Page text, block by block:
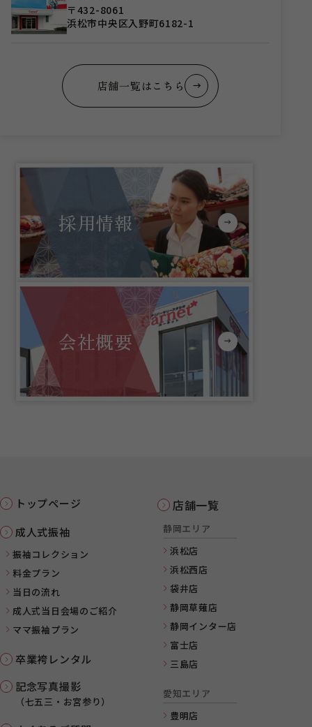
〒432-8061
浜松市中央区入野町6182-1
店舗一覧はこちら
採用情報
会社概要
トップページ
成人式振袖
振袖コレクション
料金プラン
当日の流れ
成人式当日会場のご紹介
ママ振袖プラン
卒業袴レンタル
記念写真撮影
（七五三・お宮参り）
店舗一覧
静岡エリア
浜松店
浜松西店
袋井店
静岡草薙店
静岡インター店
富士店
三島店
愛知エリア
豊明店